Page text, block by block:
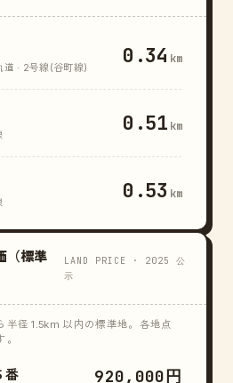
· 2号線(谷町線) 0.34 km
0.51 km
0.53 km
（標準
LAND PRICE · 2025 公
示
半径 1.5km 以内の標準地。各地点
番 920,000円